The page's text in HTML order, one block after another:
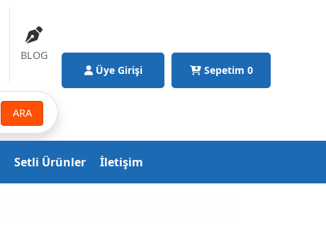
BLOG
ARA
Üye Girişi Sepetim 0
Setli Ürünler İletişim